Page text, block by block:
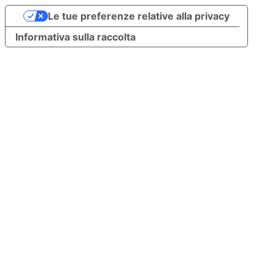
Informativa sulla raccolta
Le tue preferenze relative alla privacy